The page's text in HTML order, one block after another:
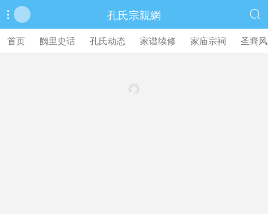
 孔氏宗親網 
首页 阙里史话 孔氏动态 家谱续修 家庙宗祠 圣裔